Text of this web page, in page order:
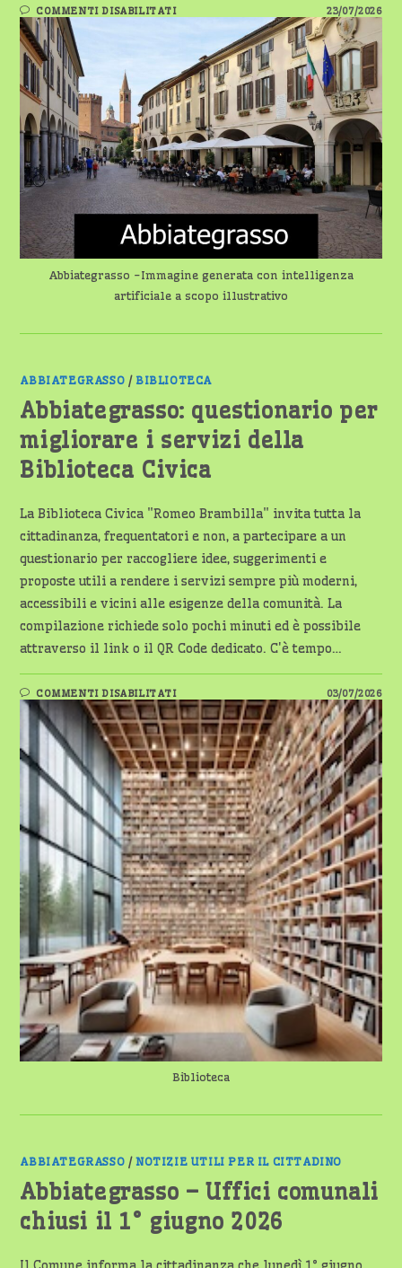
COMMENTI DISABILITATISU
ABBIATEGRASSO:
ADESIONI
AL
PATTO
LOCALE
PER
LA
LETTURA
23/07/2026
Abbiategrasso -Immagine generata con intelligenza
artificiale a scopo illustrativo
ABBIATEGRASSO / BIBLIOTECA
Abbiategrasso: questionario per
migliorare i servizi della
Biblioteca Civica
La Biblioteca Civica "Romeo Brambilla" invita tutta la
cittadinanza, frequentatori e non, a partecipare a un
questionario per raccogliere idee, suggerimenti e
proposte utili a rendere i servizi sempre più moderni,
accessibili e vicini alle esigenze della comunità. La
compilazione richiede solo pochi minuti ed è possibile
attraverso il link o il QR Code dedicato. C'è tempo…
COMMENTI DISABILITATISU
ABBIATEGRASSO:
QUESTIONARIO
PER
MIGLIORARE
I
SERVIZI
DELLA
BIBLIOTECA
CIVICA
03/07/2026
Biblioteca
ABBIATEGRASSO /NOTIZIE UTILI PER IL CITTADINO
Abbiategrasso – Uffici comunali
chiusi il 1° giugno 2026